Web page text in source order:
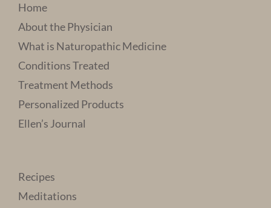
Home
About the Physician
What is Naturopathic Medicine
Conditions Treated
Treatment Methods
Personalized Products
Ellen’s Journal
Recipes
Meditations